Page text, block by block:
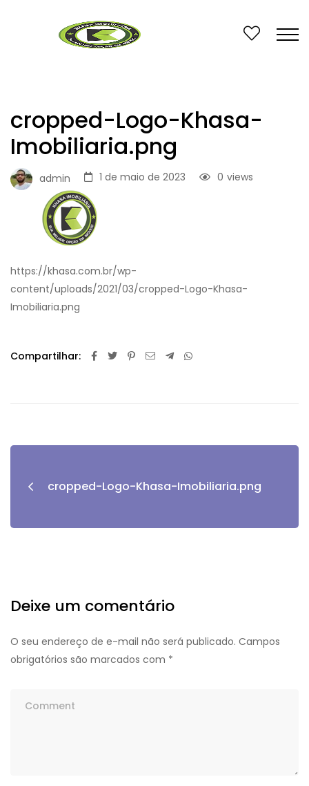
cropped-Logo-Khasa-
Imobiliaria.png
admin 1 de maio de 2023 views
0
https://khasa.com.br/wp-
content/uploads/2021/03/cropped-Logo-Khasa-
Imobiliaria.png
Compartilhar:
cropped-Logo-Khasa-Imobiliaria.png
Deixe um comentário
O seu endereço de e-mail não será publicado. Campos
obrigatórios são marcados com *